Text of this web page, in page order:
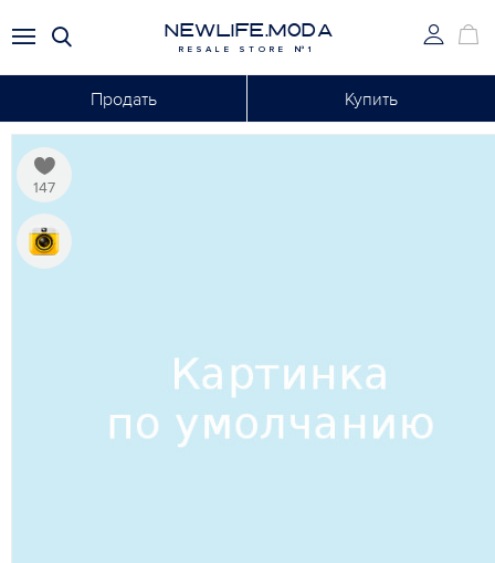
NEWLIFE.MODA
RESALE STORE №1
Продать Купить
147